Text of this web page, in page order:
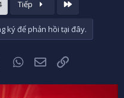
Tiếp
ký để phản hồi tại đây.
Tumblr WhatsApp
Email